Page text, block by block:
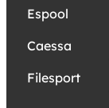
Espool
Caessa
Filesport